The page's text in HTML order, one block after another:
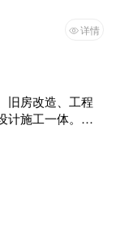
详情
旧房改造、工程
施工一体。
真实才能，各
，责任到人多
人 各部分工明